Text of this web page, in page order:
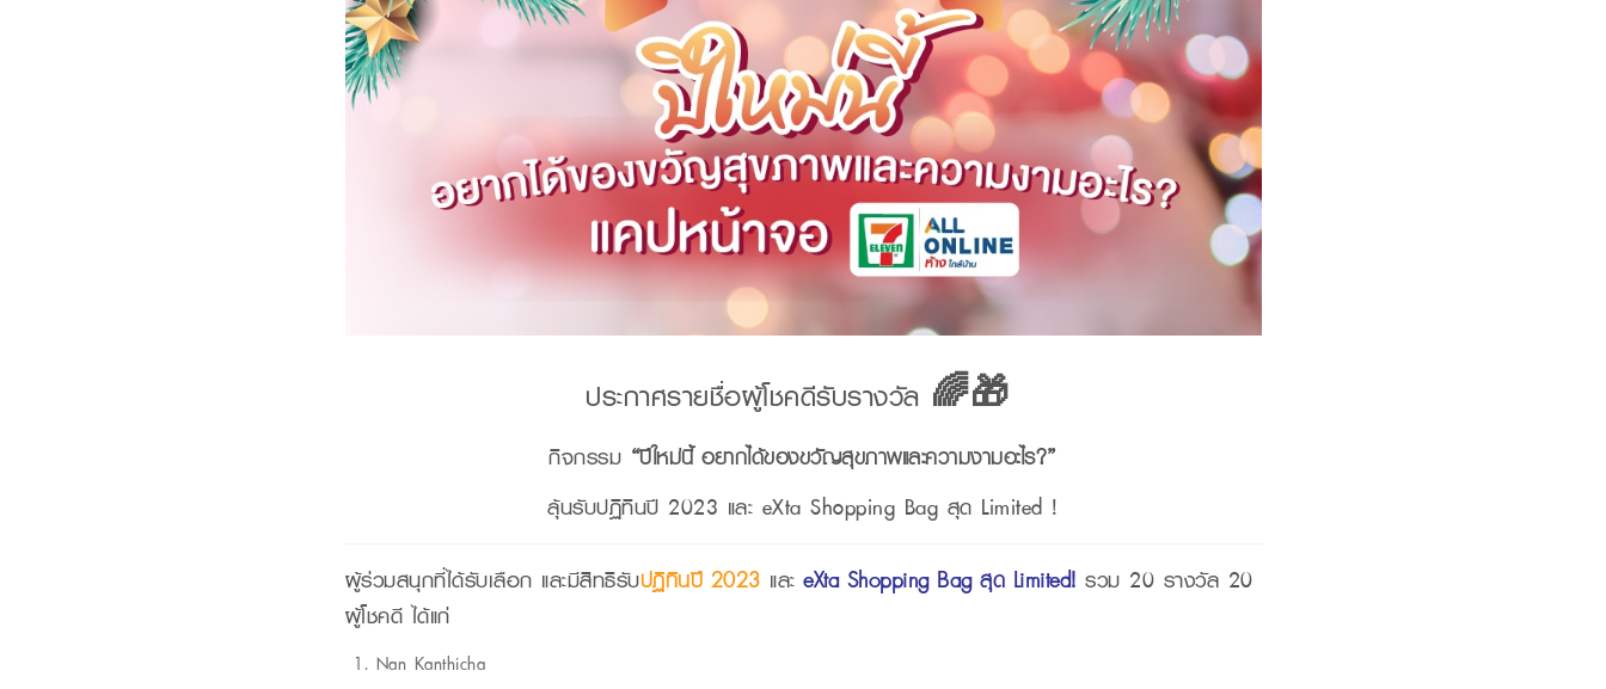
ประกาศรายชื่อผู้โชคดีรับรางวัล 🌈🎁
กิจกรรม “ปีใหม่นี้ อยากได้ของขวัญสุขภาพและความงามอะไร?”
ลุ้นรับปฏิทินปี 2023 และ eXta Shopping Bag สุด Limited !
ผู้ร่วมสนุกที่ได้รับเลือก และมีสิทธิรับปฏิทินปี 2023 และ eXta Shopping Bag สุด Limited! รวม 20 รางวัล 20
ผู้โชคดี ได้แก่
Nan Kanthicha